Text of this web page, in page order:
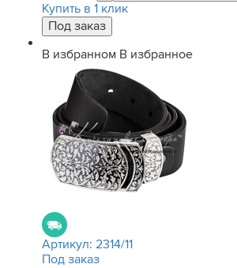
Купить в 1 клик
В избранном В избранное
Артикул: 2314/11
Под заказ